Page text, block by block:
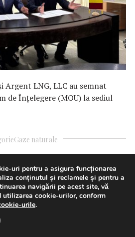
Argent LNG, LLC au semnat
de Înțelegere (MOU) la sediul
Gaze naturale
cu
despre
de petrol
uri pentru a asigura funcționarea
conținutul și reclamele și pentru a
navigării pe acest site, vă
cookie-urilor, conform
urile.